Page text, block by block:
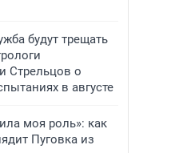
будут трещать
Стрельцов о
в августе
моя роль»: как
Пуговка из